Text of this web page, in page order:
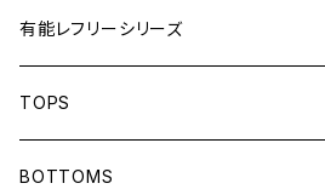
有能レフリーシリーズ
TOPS
LONG-SLEEVEプラシャツ
BOTTOMS